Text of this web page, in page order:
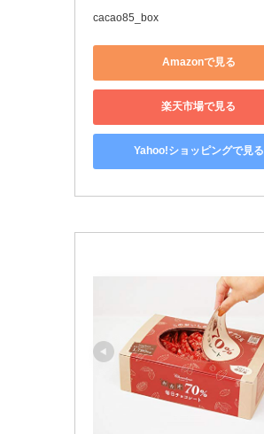
cacao85_box
Amazonで見る
楽天市場で見る
Yahoo!ショッピングで見る